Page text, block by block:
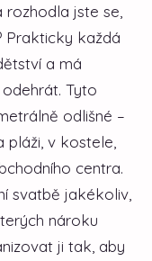
rozhodla jste se,
Prakticky každá
a má
Tyto
odlišné –
v kostele,
centra.
svatbě jakékoliv,
nároku
ji tak, aby